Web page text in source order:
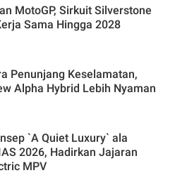
MotoGP, Sirkuit Silverstone
Sama Hingga 2028
Penunjang Keselamatan,
Alpha Hybrid Lebih Nyaman
`A Quiet Luxury` ala
2026, Hadirkan Jajaran
MPV